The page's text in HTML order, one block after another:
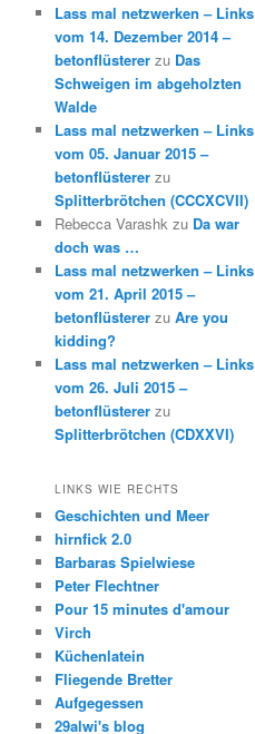
Lass mal netzwerken – Links
vom 14. Dezember 2014 –
betonflüsterer zu Das
Schweigen im abgeholzten
Walde
Lass mal netzwerken – Links
vom 05. Januar 2015 –
betonflüsterer zu
Splitterbrötchen (CCCXCVII)
Rebecca Varashk zu Da war
doch was …
Lass mal netzwerken – Links
vom 21. April 2015 –
betonflüsterer zu Are you
kidding?
Lass mal netzwerken – Links
vom 26. Juli 2015 –
betonflüsterer zu
Splitterbrötchen (CDXXVI)
LINKS WIE RECHTS
Geschichten und Meer
hirnfick 2.0
Barbaras Spielwiese
Peter Flechtner
Pour 15 minutes d'amour
Virch
Küchenlatein
Fliegende Bretter
Aufgegessen
29alwi's blog